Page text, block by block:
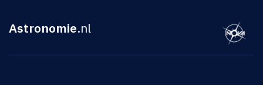
Astronomie.nl